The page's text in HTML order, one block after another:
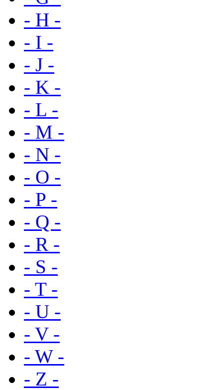
- H -
- I -
- J -
- K -
- L -
- M -
- N -
- O -
- P -
- Q -
- R -
- S -
- T -
- U -
- V -
- W -
- Z -